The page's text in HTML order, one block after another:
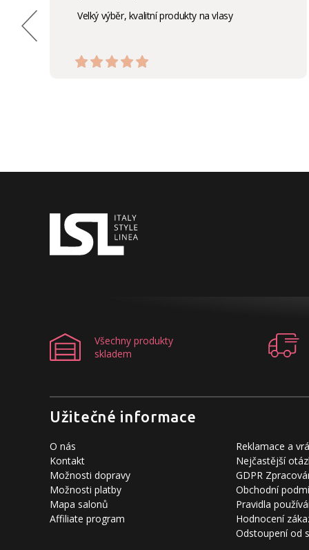
Velký výběr, kvalitní produkty na vlasy
Všechny produkty
skladem
Užitečné informace
O nás
Kontakt
Možnosti dopravy
Možnosti platby
Mapa salonů
Affiliate program
Reklamace a
Nejčastější
GDPR
Obchodní
Pravidla
Hodnocení
Odstoupení od